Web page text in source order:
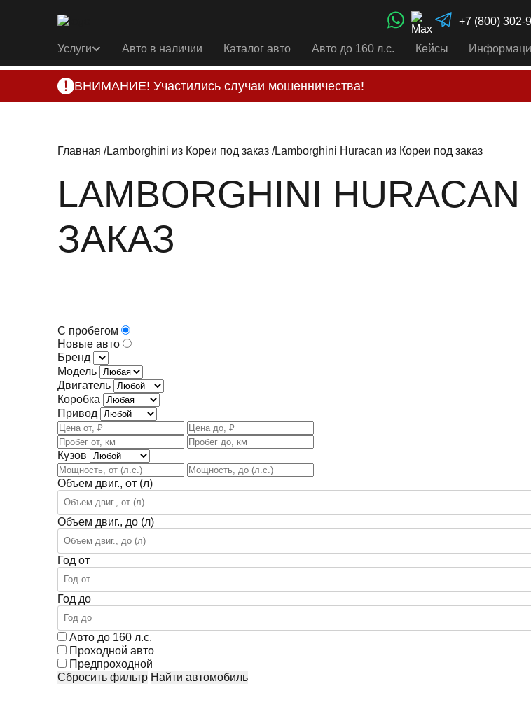
+7 (800) 302-
Услуги Авто в наличии Каталог авто Авто до 160 л.с. Кейсы
ВНИМАНИЕ! Участились случаи мошенничества!
Главная Lamborghini из Кореи под заказ Lamborghini Huracan из Кореи под заказ
LAMBORGHINI
ЗАКАЗ
С пробегом
Новые авто
Бренд
Модель
Двигатель
Коробка
Привод
Кузов
Объем двиг., от (л)
Объем двиг., до (л)
Год от
Год до
Авто до 160 л.с.
Проходной авто
Предпроходной
Сбросить фильтр
Найти автомобиль